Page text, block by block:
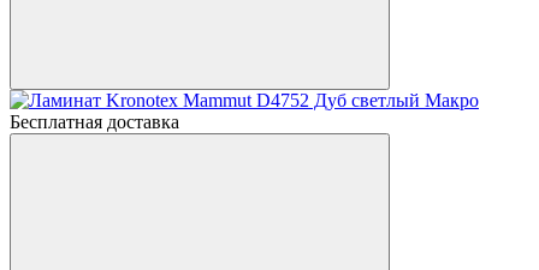
Бесплатная доставка